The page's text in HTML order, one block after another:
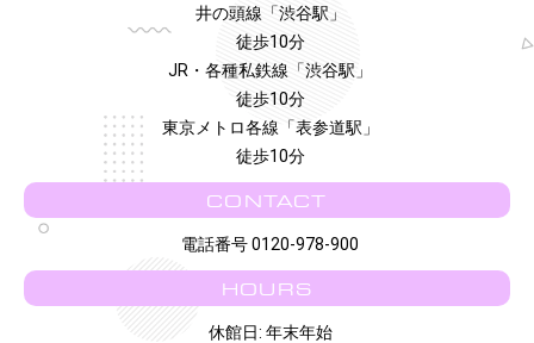
井の頭線「渋谷駅」
徒歩10分
JR・各種私鉄線「渋谷駅」
徒歩10分
東京メトロ各線「表参道駅」
徒歩10分
CONTACT
電話番号 0120-978-900
HOURS
休館日: 年末年始